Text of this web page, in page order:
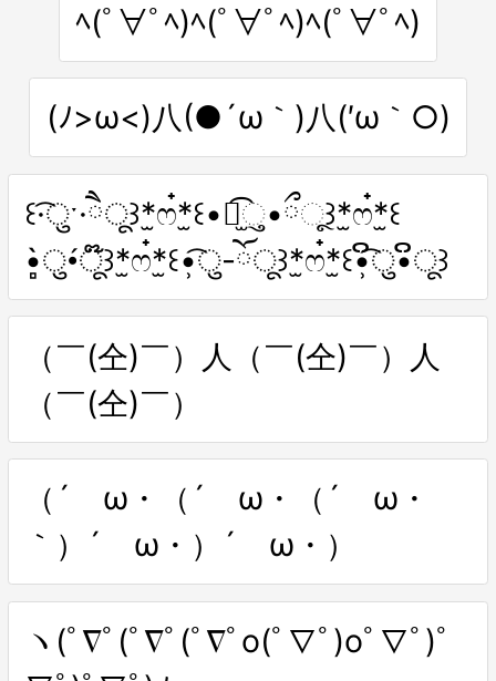
ﾍ(ﾟ∀ﾟﾍ)ﾍ(ﾟ∀ﾟﾍ)ﾍ(ﾟ∀ﾟﾍ)
(ﾉ>ω<)八(●´ω｀)八(′ω｀○)
꒰·͡ुˑ·ཻू꒱*̫ෆ๋*̫꒰•ི̫͡ુ•ྀૂ꒱*̫ෆ๋*̫꒰
•̻̀ु•́ू໊꒱*̫ෆ๋*̫꒰•̹͡ु-ོू꒱*̫ෆ๋*̫꒰•̹͡ິु•ິू꒱
（￣(仝)￣）人（￣(仝)￣）人
（￣(仝)￣）
（´ゝω・（´ゝω・（´ゝω・
｀）´ゝω・）´ゝω・）
ヽ(ﾟ∇ﾟ(ﾟ∇ﾟ(ﾟ∇ﾟo(ﾟ∇ﾟ)oﾟ∇ﾟ)ﾟ